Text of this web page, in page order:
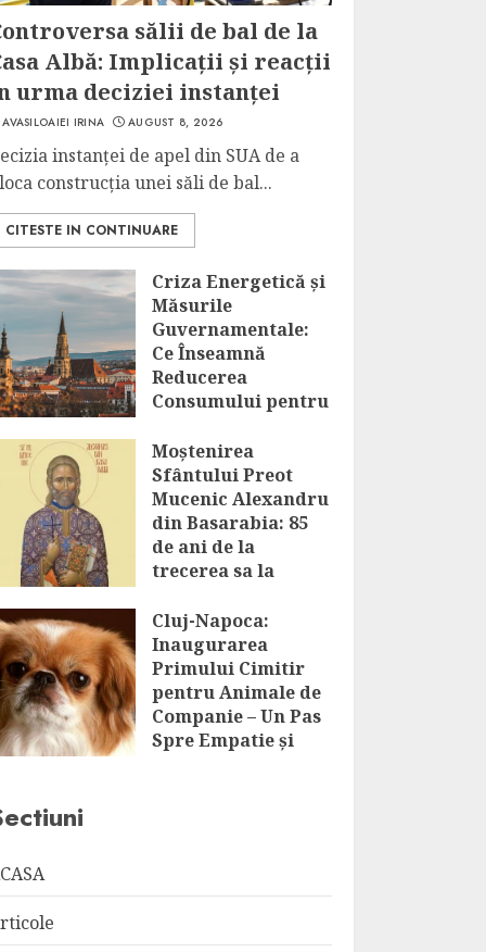
sălii de bal de la
Albă: Implicații și reacții
urma deciziei instanței
AVASILOAIEI IRINA AUGUST 8, 2026
instanței de apel din SUA de a
construcția unei săli de bal...
CITESTE IN CONTINUARE
Criza Energetică și
Măsurile
Guvernamentale:
Ce Înseamnă
Reducerea
Consumului pentru
Consumatori?
AUGUST 8, 2026
Moștenirea
Sfântului Preot
Mucenic Alexandru
din Basarabia: 85
de ani de la
trecerea sa la
AUGUST 8, 2026
Cluj-Napoca:
Inaugurarea
Primului Cimitir
pentru Animale de
Companie – Un Pas
Spre Empatie și